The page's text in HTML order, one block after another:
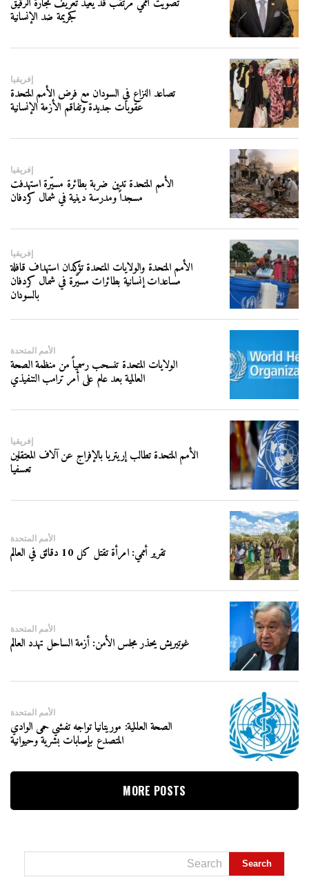
كجريمة ضد الإنسانية
إفريقيا
تصاعد النزاع في السودان مع فرض الأمم المتحدة
عقوبات جديدة وتفاقم الأزمة الإنسانية
إفريقيا
الأمم المتحدة تدين ضربة بطائرة مسيّرة استهدفت
مسجداً ومدرسة دينية في شمال كردفان
إفريقيا
الأمم المتحدة والولايات المتحدة تؤكدان استهداف قافلة
مساعدات إنسانية بطائرات مسيّرة في شمال كردفان
بالسودان
الأمم المتحدة
الولايات المتحدة تنسحب رسمياً من منظمة الصحة
العالمية بعد عام على أمر ترامب التنفيذي
إفريقيا
الأمم المتحدة تطالب إريتريا بالإفراج عن آلاف المعتقلين
تعسفيا
الأمم المتحدة
تقرير أممي: امرأة تقتل كل 10 دقائق في العالم
الأمم المتحدة
غوتيريش يحذر مجلس الأمن: أزمة الساحل تهدد العالم
الأمم المتحدة
الصحة العالمية: موريتانيا تواجه تفشي حمى الوادي
المتصدع بإصابات بشرية وحيوانية
MORE POSTS